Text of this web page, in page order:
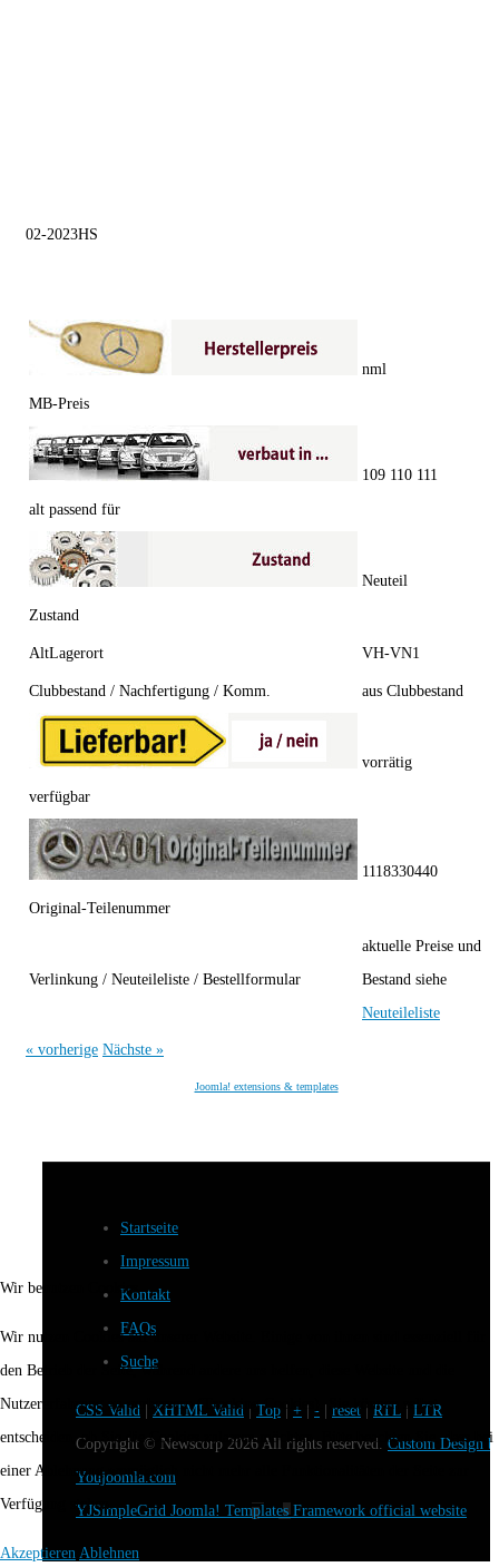
02-2023HS
MB-Preis
nml
alt passend für
109 110 111
Zustand
Neuteil
AltLagerort VH-VN1
Clubbestand / Nachfertigung / Komm. aus Clubbestand
verfügbar
vorrätig
Original-Teilenummer
1118330440
Verlinkung / Neuteileliste / Bestellformular
aktuelle Preise und
Bestand siehe
Neuteileliste
« vorherige Nächste »
Joomla! extensions & templates
Startseite
Impressum
Kontakt
FAQs
Suche
CSS Valid XHTML Valid | Top | + - reset | RTL | LTR
Copyright © Newscorp 2026 All rights reserved. Custom Design
Youjoomla.com
YJSimpleGrid Joomla! Templates Framework official website
Wir benutzen Cookies
Wir nutzen Cookies auf unserer Website. Einige von ihnen sind essenziell für
den Betrieb der Seite, während andere uns helfen, diese Website und die
Nutzererfahrung zu verbessern (Tracking Cookies). Sie können selbst
entscheiden, ob Sie die Cookies zulassen möchten. Bitte beachten Sie, dass bei
einer Ablehnung womöglich nicht mehr alle Funktionalitäten der Seite zur
Verfügung stehen.
Akzeptieren Ablehnen